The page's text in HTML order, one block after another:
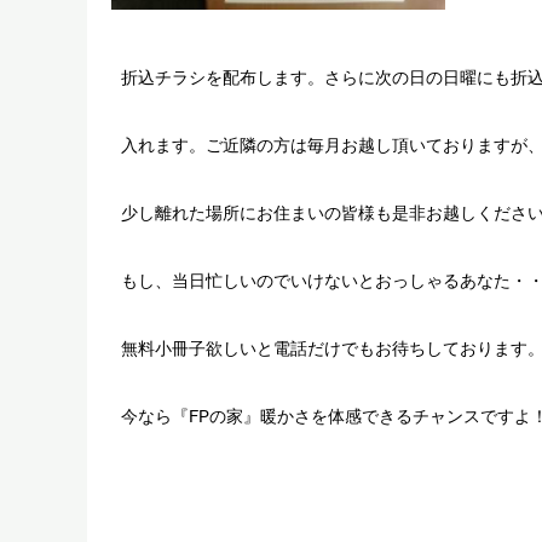
折込チラシを配布します。さらに次の日の日曜にも折込
入れます。ご近隣の方は毎月お越し頂いておりますが、
少し離れた場所にお住まいの皆様も是非お越しください
もし、当日忙しいのでいけないとおっしゃるあなた・
無料小冊子欲しいと電話だけでもお待ちしております。
今なら『FPの家』暖かさを体感できるチャンスですよ！